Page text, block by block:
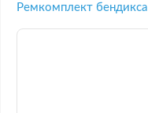
Ремкомплект бендикса